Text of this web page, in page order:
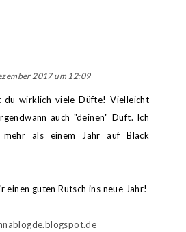
2017 um 12:09
du wirklich viele Düfte! Vielleicht
auch "deinen" Duft. Ich
mehr als einem Jahr auf Black
einen guten Rutsch ins neue Jahr!